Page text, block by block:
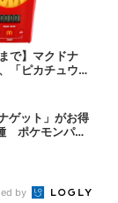
で】マクドナ
「ピカチュウ
ー」などグッ
ゲット」がお得
ポケモンパッ
by